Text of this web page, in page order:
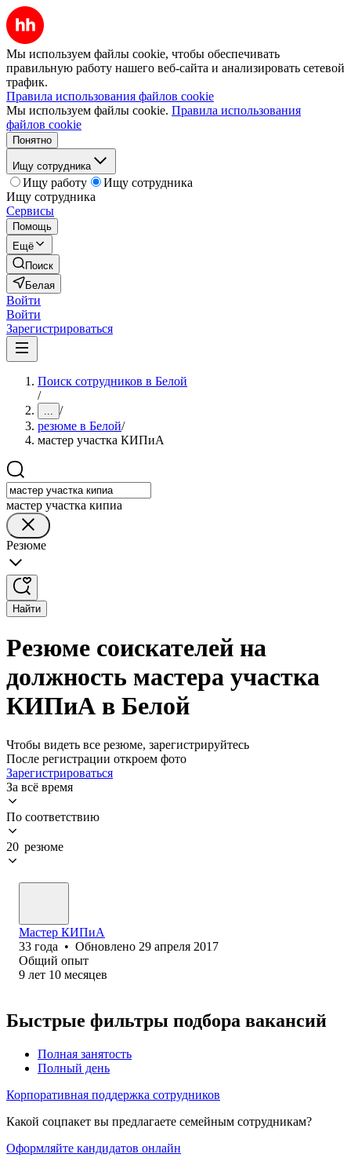
Мы используем файлы cookie, чтобы обеспечивать
правильную работу нашего веб-сайта и анализировать сетевой
трафик.
Правила использования файлов cookie
Мы используем файлы cookie. Правила использования
файлов cookie
Понятно
Ищу сотрудника
Ищу работу
Ищу сотрудника
Ищу сотрудника
Сервисы
Помощь
Ещё
Поиск
Белая
Войти
Войти
Зарегистрироваться
Поиск сотрудников в Белой
/
... /
резюме в Белой/
мастер участка КИПиА
мастер участка кипиа
Резюме
Найти
Резюме соискателей на
должность мастера участка
КИПиА в Белой
Чтобы видеть все резюме, зарегистрируйтесь
После регистрации откроем фото
Зарегистрироваться
За всё время
По соответствию
20 резюме
Мастер КИПиА
33 года • Обновлено 29 апреля 2017
Общий опыт
9 лет 10 месяцев
Быстрые фильтры подбора вакансий
Полная занятость
Полный день
Корпоративная поддержка сотрудников
Какой соцпакет вы предлагаете семейным сотрудникам?
Оформляйте кандидатов онлайн